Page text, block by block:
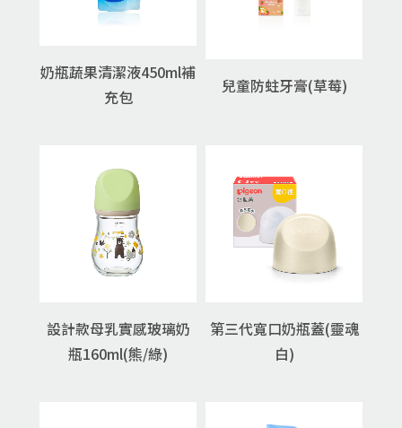
奶瓶蔬果清潔液450ml補
充包
兒童防蛀牙膏(草莓)
設計款母乳實感玻璃奶
瓶160ml(熊/綠)
第三代寬口奶瓶蓋(靈魂
白)